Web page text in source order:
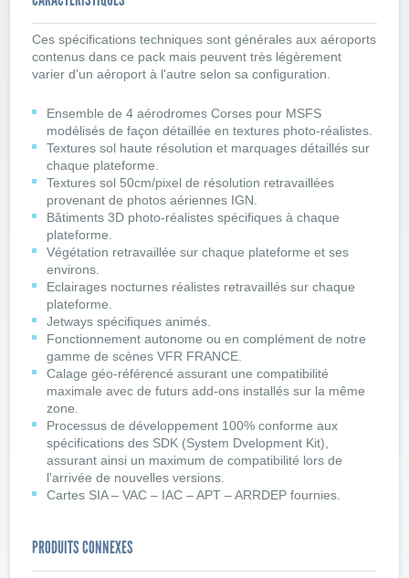
Ces spécifications techniques sont générales aux aéroports
contenus dans ce pack mais peuvent très légèrement
varier d'un aéroport à l'autre selon sa configuration.
Ensemble de 4 aérodromes Corses pour MSFS
modélisés de façon détaillée en textures photo-réalistes.
Textures sol haute résolution et marquages détaillés sur
chaque plateforme.
Textures sol 50cm/pixel de résolution retravaillées
provenant de photos aériennes IGN.
Bâtiments 3D photo-réalistes spécifiques à chaque
plateforme.
Végétation retravaillée sur chaque plateforme et ses
environs.
Eclairages nocturnes réalistes retravaillés sur chaque
plateforme.
Jetways spécifiques animés.
Fonctionnement autonome ou en complément de notre
gamme de scènes VFR FRANCE.
Calage géo-référencé assurant une compatibilité
maximale avec de futurs add-ons installés sur la même
zone.
Processus de développement 100% conforme aux
spécifications des SDK (System Dvelopment Kit),
assurant ainsi un maximum de compatibilité lors de
l'arrivée de nouvelles versions.
Cartes SIA – VAC – IAC – APT – ARRDEP fournies.
PRODUITS CONNEXES